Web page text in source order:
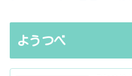
ようつべ